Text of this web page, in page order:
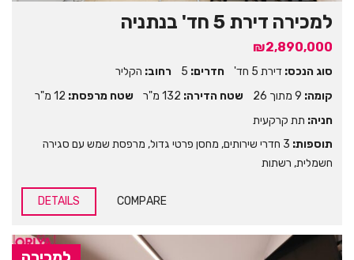
למכירה דירת 5 חד' בנתניה
₪2,890,000
סוג הנכס: דירת 5 חד' חדרים: 5 רחוב: הקליר
קומה: 9 מתוך 26 שטח הדירה: 132 מ"ר שטח מרפסת: 12 מ"ר
חניה: תת קרקעית
תוספות: 3 חדרי שירותים , מחסן פרטי גדול, מרפסת שמש עם סגירה
חשמלית, רשתות
COMPARE
DETAILS